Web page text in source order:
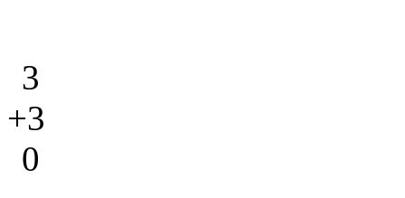
3
+3
0